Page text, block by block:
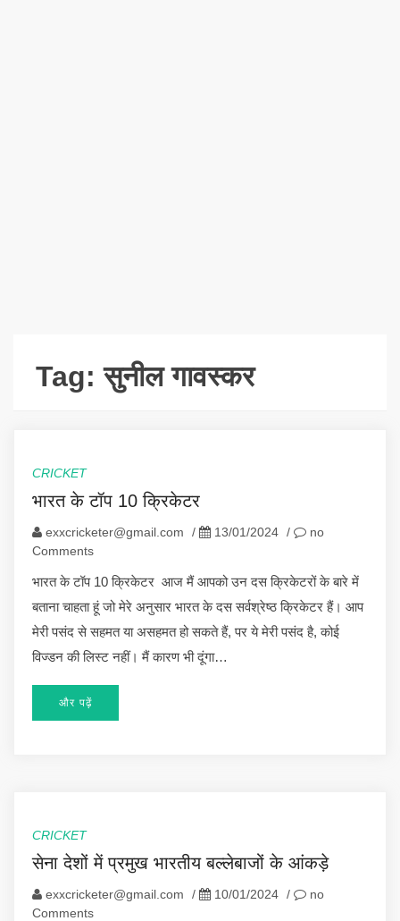
Tag:सुनील गावस्कर
CRICKET
भारत के टॉप 10 क्रिकेटर
exxcricketer@gmail.com / 13/01/2024 /
no
Comments
भारत के टॉप 10 क्रिकेटर आज मैं आपको उन दस क्रिकेटरों के बारे में
बताना चाहता हूं जो मेरे अनुसार भारत के दस सर्वश्रेष्ठ क्रिकेटर हैं। आप
मेरी पसंद से सहमत या असहमत हो सकते हैं, पर ये मेरी पसंद है, कोई
विज्डन की लिस्ट नहीं। मैं कारण भी दूंगा…
और पढ़ें
CRICKET
सेना देशों में प्रमुख भारतीय बल्लेबाजों के आंकड़े
exxcricketer@gmail.com / 10/01/2024 /
no
Comments